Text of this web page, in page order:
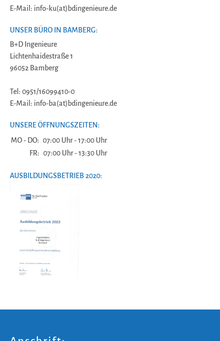
E-Mail: info-ku(at)bdingenieure.de
UNSER BÜRO IN BAMBERG:
B+D Ingenieure
Lichtenhaidestraße 1
96052 Bamberg
Tel: 0951/16099410-0
E-Mail: info-ba(at)bdingenieure.de
UNSERE ÖFFNUNGSZEITEN:
MO - DO: 07:00 Uhr - 17:00 Uhr
FR: 07:00 Uhr - 13:30 Uhr
AUSBILDUNGSBETRIEB 2020: